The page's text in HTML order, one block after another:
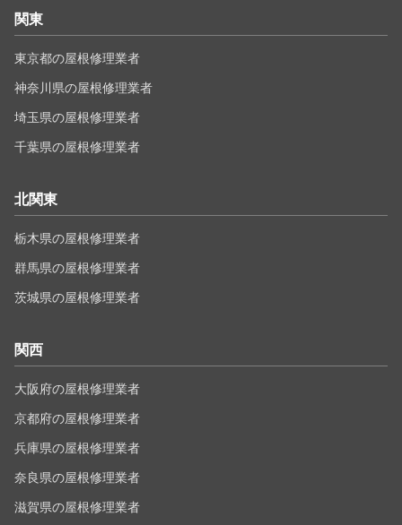
関東
東京都の屋根修理業者
神奈川県の屋根修理業者
埼玉県の屋根修理業者
千葉県の屋根修理業者
北関東
栃木県の屋根修理業者
群馬県の屋根修理業者
茨城県の屋根修理業者
関西
大阪府の屋根修理業者
京都府の屋根修理業者
兵庫県の屋根修理業者
奈良県の屋根修理業者
滋賀県の屋根修理業者